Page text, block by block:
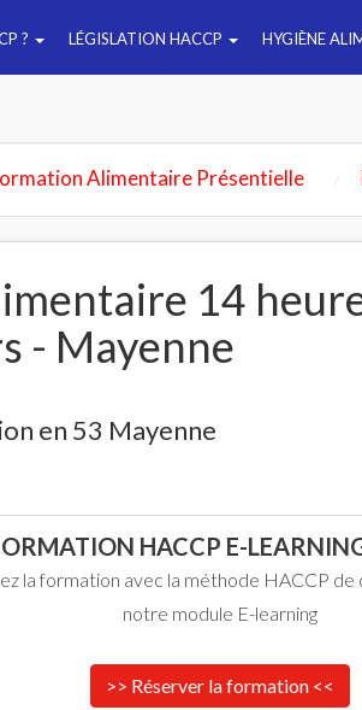
? LÉGISLATION HACCP HYGIÈNE
Alimentaire Présentielle
14
- Mayenne
en 53 Mayenne
HACCP E-
la formation avec la méthode HACCP de
notre module E-learning
>> Réserver la formation <<